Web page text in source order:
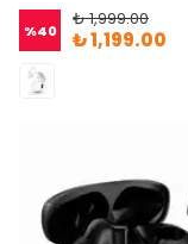
%40
₺ 1,999.00
₺ 1,199.00